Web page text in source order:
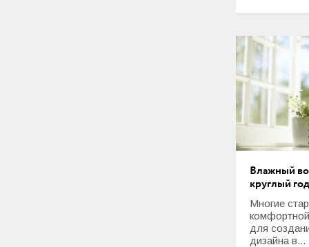
Влажный
круглый
Многие
для
дизайна в...